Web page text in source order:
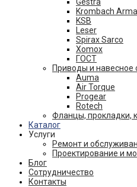
Krombach
KSB
Leser
Spirax Sarco
Xomox
ГОСТ
Приводы и навесное
Auma
Air Torque
Progear
Rotech
Фланцы, прокладки,
Каталог
Услуги
Ремонт и
Проектирование и
Блог
Сотрудничество
Контакты